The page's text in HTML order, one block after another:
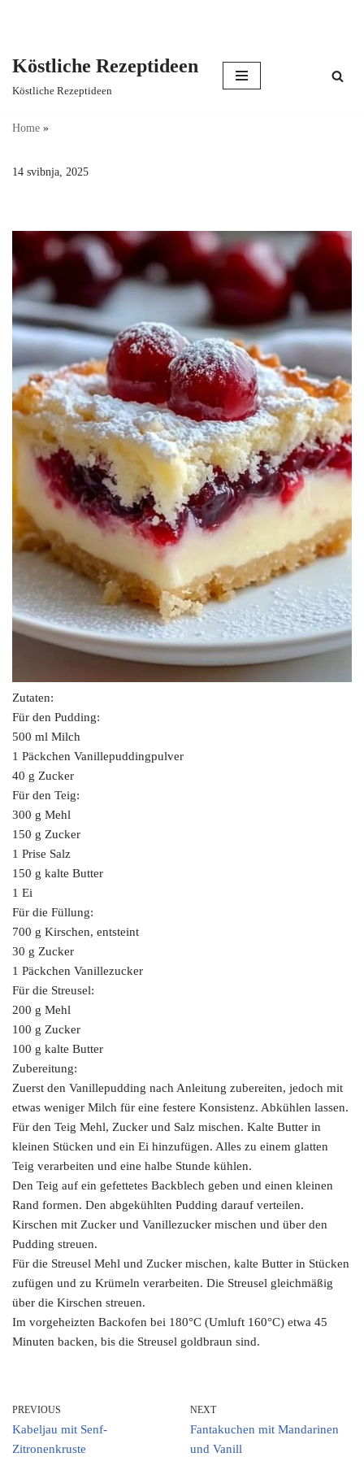
content
Köstliche Rezeptideen
Köstliche Rezeptideen
Home »
14 svibnja, 2025
Zutaten:
Für den Pudding:
500 ml Milch
1 Päckchen Vanillepuddingpulver
40 g Zucker
Für den Teig:
300 g Mehl
150 g Zucker
1 Prise Salz
150 g kalte Butter
1 Ei
Für die Füllung:
700 g Kirschen, entsteint
30 g Zucker
1 Päckchen Vanillezucker
Für die Streusel:
200 g Mehl
100 g Zucker
100 g kalte Butter
Zubereitung:
Zuerst den Vanillepudding nach Anleitung zubereiten, jedoch mit
etwas weniger Milch für eine festere Konsistenz. Abkühlen lassen.
Für den Teig Mehl, Zucker und Salz mischen. Kalte Butter in
kleinen Stücken und ein Ei hinzufügen. Alles zu einem glatten
Teig verarbeiten und eine halbe Stunde kühlen.
Den Teig auf ein gefettetes Backblech geben und einen kleinen
Rand formen. Den abgekühlten Pudding darauf verteilen.
Kirschen mit Zucker und Vanillezucker mischen und über den
Pudding streuen.
Für die Streusel Mehl und Zucker mischen, kalte Butter in Stücken
zufügen und zu Krümeln verarbeiten. Die Streusel gleichmäßig
über die Kirschen streuen.
Im vorgeheizten Backofen bei 180°C (Umluft 160°C) etwa 45
Minuten backen, bis die Streusel goldbraun sind.
PREVIOUS
Kabeljau mit Senf-
Zitronenkruste
NEXT
Fantakuchen mit Mandarinen
und Vanill